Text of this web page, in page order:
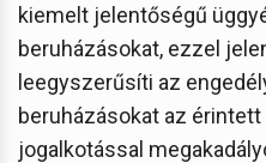
kiemelt jelentőségű
beruházásokat, ezzel
leegyszerűsíti az
beruházásokat az
jogalkotással